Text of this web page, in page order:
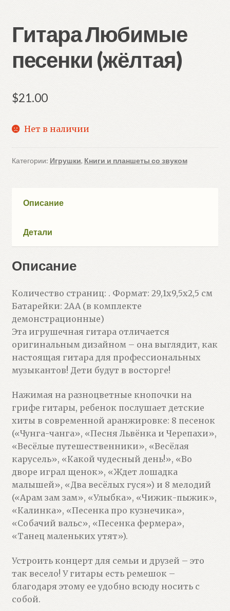
Гитара Любимые
песенки (жёлтая)
$21.00
Нет в наличии
Категории: Игрушки, Книги и планшеты со звуком
Описание
Детали
Описание
Количество страниц: . Формат: 29,1х9,5х2,5 см
Батарейки: 2AA (в комплекте
демонстрационные)
Эта игрушечная гитара отличается
оригинальным дизайном – она выглядит, как
настоящая гитара для профессиональных
музыкантов! Дети будут в восторге!
Нажимая на разноцветные кнопочки на
грифе гитары, ребенок послушает детские
хиты в современной аранжировке: 8 песенок
(«Чунга-чанга», «Песня Львёнка и Черепахи»,
«Весёлые путешественники», «Весёлая
карусель», «Какой чудесный день!», «Во
дворе играл щенок», «Ждет лошадка
малышей», «Два весёлых гуся») и 8 мелодий
(«Арам зам зам», «Улыбка», «Чижик-пыжик»,
«Калинка», «Песенка про кузнечика»,
«Собачий вальс», «Песенка фермера»,
«Танец маленьких утят»).
Устроить концерт для семьи и друзей – это
так весело! У гитары есть ремешок –
благодаря этому ее удобно всюду носить с
собой.